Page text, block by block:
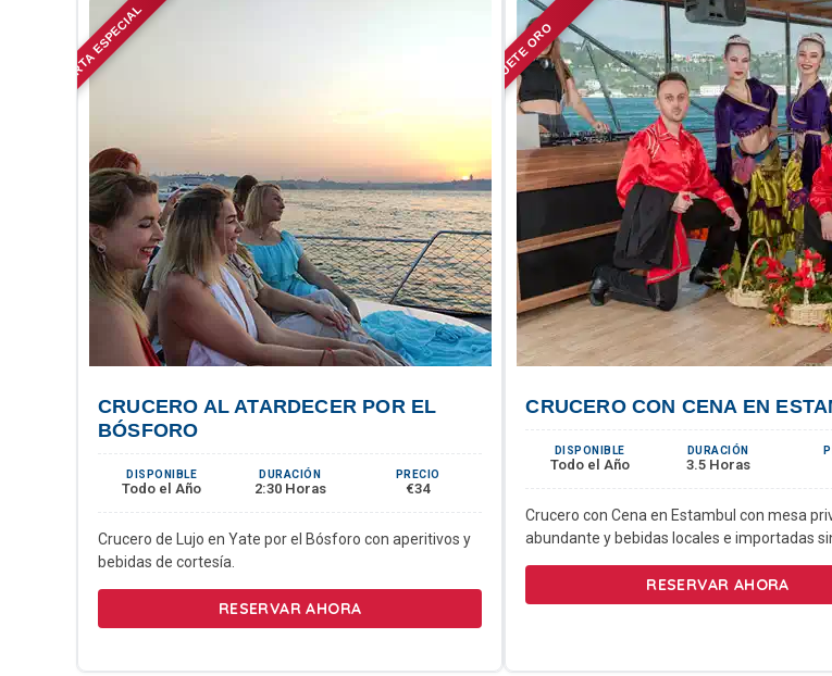
OFERTA ESPECIAL
CRUCERO AL ATARDECER POR EL
BÓSFORO
DISPONIBLE
Todo el Año
DURACIÓN
2:30 Horas
PRECIO
€34
Crucero de Lujo en Yate por el Bósforo con aperitivos y
bebidas de cortesía.
RESERVAR AHORA
PAQUETE ORO
CRUCERO CON CENA EN
DISPONIBLE
Todo el Año
DURACIÓN
3.5 Horas
Crucero con Cena en Estambul con mesa
abundante y bebidas locales e importadas
RESERVAR AHORA